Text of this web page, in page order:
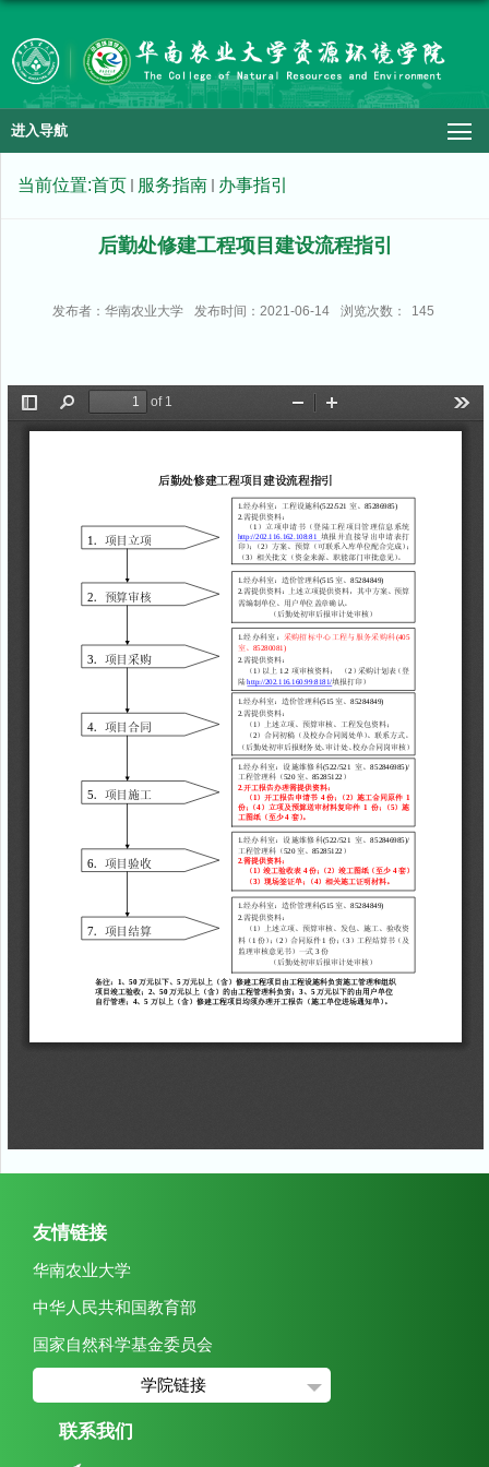
进入导航
当前位置:首页 服务指南 办事指引
后勤处修建工程项目建设流程指引
发布者：华南农业大学 发布时间：2021-06-14 浏览次数： 145
友情链接
华南农业大学
中华人民共和国教育部
国家自然科学基金委员会
学院链接
联系我们